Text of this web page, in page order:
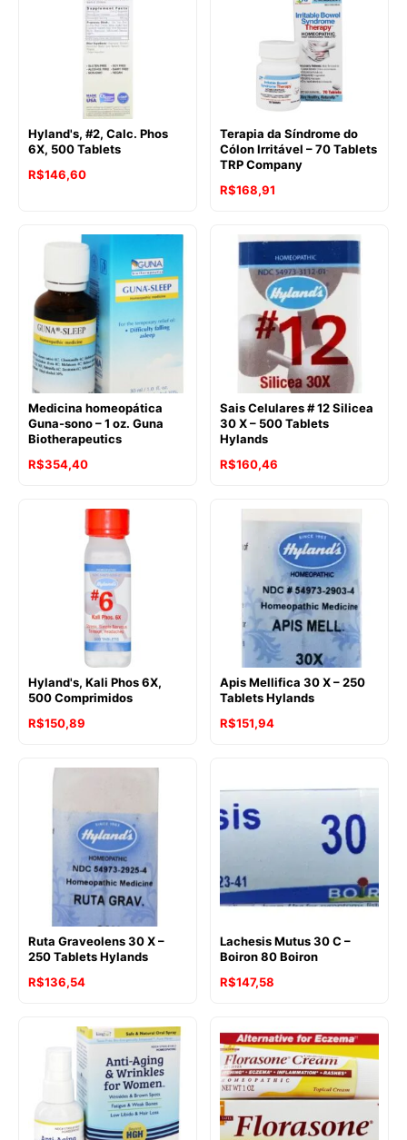
Hyland's, #2, Calc. Phos
6X, 500 Tablets
R$146,60
Terapia da Síndrome do
Cólon Irritável – 70 Tablets
TRP Company
R$168,91
Medicina homeopática
Guna-sono – 1 oz. Guna
Biotherapeutics
R$354,40
Sais Celulares # 12 Silicea
30 X – 500 Tablets
Hylands
O
original
R$160,46
atual
é:
R$160,46.
Hyland's, Kali Phos 6X,
500 Comprimidos
R$150,89
Apis Mellifica 30 X – 250
Tablets Hylands
R$151,94
Ruta Graveolens 30 X –
250 Tablets Hylands
R$136,54
Lachesis Mutus 30 C –
Boiron 80 Boiron
R$147,58